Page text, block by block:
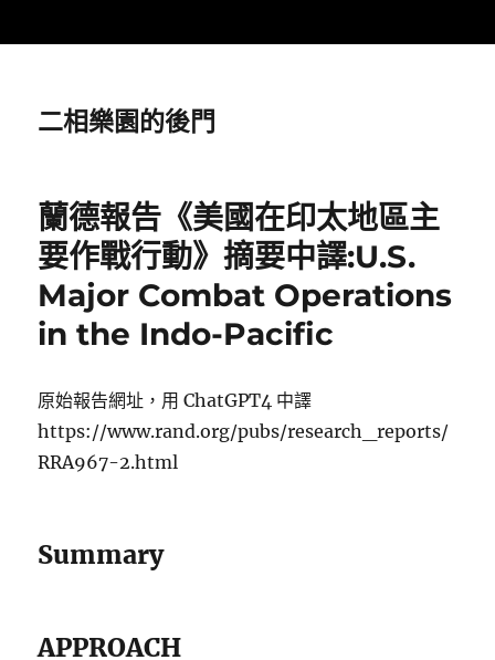
二相樂園的後門
蘭德報告《美國在印太地區主
要作戰行動》摘要中譯:U.S.
Major Combat Operations
in the Indo-Pacific
原始報告網址，用 ChatGPT4 中譯
https://www.rand.org/pubs/research_reports/
RRA967-2.html
Summary
APPROACH